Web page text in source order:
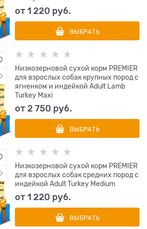
от1 220 руб.
ВЫБРАТЬ
Низкозерновой сухой корм PREMIER
для взрослых собак крупных пород с
ягненком и индейкой Adult Lamb
Turkey Maxi
от2 750 руб.
ВЫБРАТЬ
Низкозерновой сухой корм PREMIER
для взрослых собак средних пород с
индейкой Adult Turkey Medium
от1 220 руб.
ВЫБРАТЬ